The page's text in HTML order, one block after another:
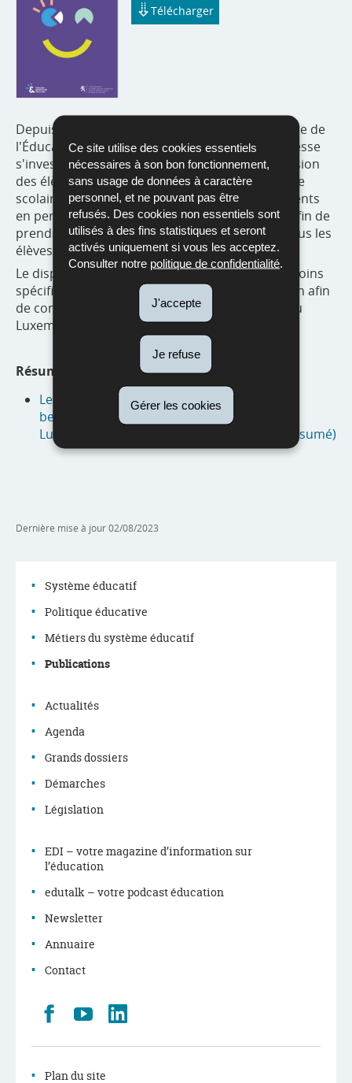
Ce site utilise des cookies essentiels
nécessaires à son bon fonctionnement,
sans usage de données à caractère
personnel, et ne pouvant pas être
refusés. Des cookies non essentiels sont
utilisés à des fins statistiques et seront
activés uniquement si vous les acceptez.
Consulter notre politique de confidentialité.
J'accepte
Je refuse
Gérer les cookies
Télécharger
Depuis les réformes de 2017 et 2018, le ministère de
l'Éducation nationale, de l'Enfance et de la Jeunesse
s'investit considérablement en faveur de l'inclusion
des élèves à besoins spécifiques dans le système
scolaire régulier. Des investissements conséquents
en personnel et en structures ont été réalisés afin de
prendre davantage en compte la diversité de tous les
élèves.
Le dispositif de prise en charge des élèves à besoins
spécifiques a fait l’objet en 2022 d’une évaluation afin
de continuer à développer l’inclusion scolaire au
Luxembourg.
Résumé du rapport :
Le dispositif de prise en charge des élèves à
besoins spécifiques au Grand-Duché de
Luxembourg : Rapport d’évaluation 2022 (résumé)
Dernière mise à jour02/08/2023
Menu
de
navigation
Système éducatif
Politique éducative
Métiers du système éducatif
Publications
Actualités
Agenda
Grands dossiers
Démarches
Législation
EDI – votre magazine d’information sur
l’éducation
edutalk – votre podcast éducation
Newsletter
Annuaire
Contact
Retrouvez
nous
Youtube
Plan du site